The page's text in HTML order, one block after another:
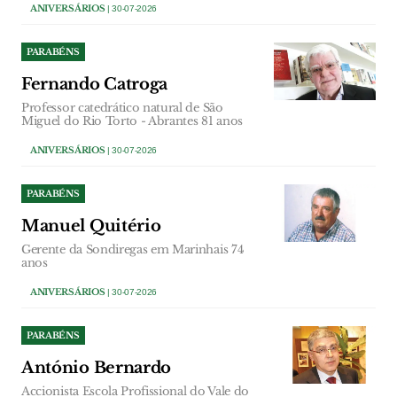
ANIVERSÁRIOS| 30-07-2026
PARABÉNS
Fernando Catroga
Professor catedrático natural de São
Miguel do Rio Torto - Abrantes 81 anos
ANIVERSÁRIOS| 30-07-2026
PARABÉNS
Manuel Quitério
Gerente da Sondiregas em Marinhais 74
anos
ANIVERSÁRIOS| 30-07-2026
PARABÉNS
António Bernardo
Accionista Escola Profissional do Vale do